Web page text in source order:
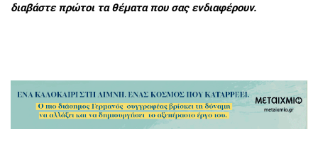
διαβάστε πρώτοι τα θέματα που σας ενδιαφέρουν.